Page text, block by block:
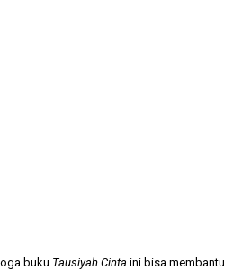
buku Tausiyah Cinta ini bisa